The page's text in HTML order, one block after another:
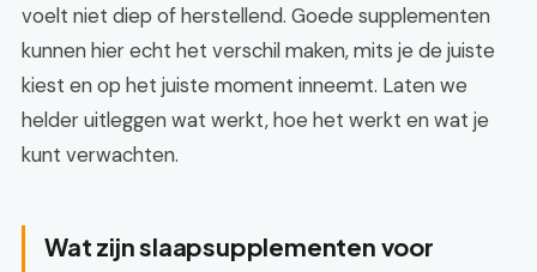
voelt niet diep of herstellend. Goede supplementen
kunnen hier echt het verschil maken, mits je de juiste
kiest en op het juiste moment inneemt. Laten we
helder uitleggen wat werkt, hoe het werkt en wat je
kunt verwachten.
Wat zijn slaapsupplementen voor